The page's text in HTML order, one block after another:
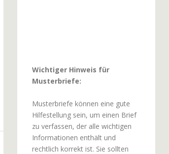
Wichtiger Hinweis für
Musterbriefe:
Musterbriefe können eine gute
Hilfestellung sein, um einen Brief
zu verfassen, der alle wichtigen
Informationen enthält und
rechtlich korrekt ist. Sie sollten